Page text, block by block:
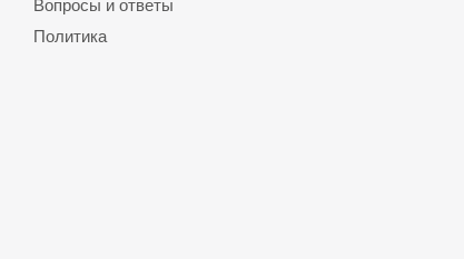
Вопросы и ответы
Политика